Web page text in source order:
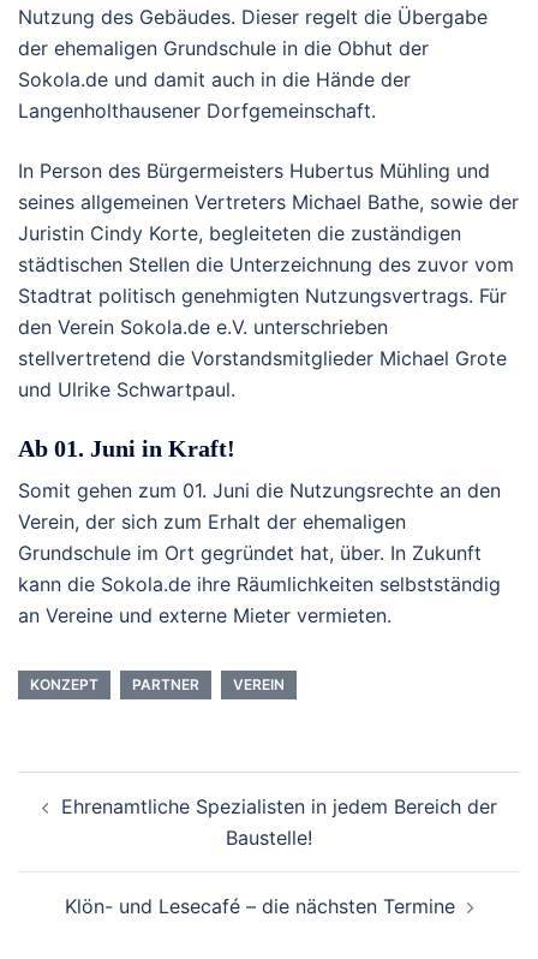
Nutzung des Gebäudes. Dieser regelt die Übergabe
der ehemaligen Grundschule in die Obhut der
Sokola.de und damit auch in die Hände der
Langenholthausener Dorfgemeinschaft.
In Person des Bürgermeisters Hubertus Mühling und
seines allgemeinen Vertreters Michael Bathe, sowie der
Juristin Cindy Korte, begleiteten die zuständigen
städtischen Stellen die Unterzeichnung des zuvor vom
Stadtrat politisch genehmigten Nutzungsvertrags. Für
den Verein Sokola.de e.V. unterschrieben
stellvertretend die Vorstandsmitglieder Michael Grote
und Ulrike Schwartpaul.
Ab 01. Juni in Kraft!
Somit gehen zum 01. Juni die Nutzungsrechte an den
Verein, der sich zum Erhalt der ehemaligen
Grundschule im Ort gegründet hat, über. In Zukunft
kann die Sokola.de ihre Räumlichkeiten selbstständig
an Vereine und externe Mieter vermieten.
KONZEPT PARTNER VEREIN
Ehrenamtliche Spezialisten in jedem Bereich der
Baustelle!
Klön- und Lesecafé – die nächsten Termine